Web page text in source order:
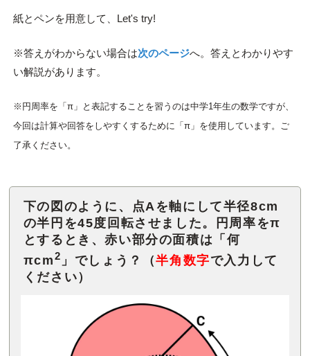
紙とペンを用意して、Let's try!
※答えがわからない場合は次のページへ。答えとわかりやす
い解説があります。
※円周率を「π」と表記することを習うのは中学1年生の数学ですが、
今回は計算や回答をしやすくするために「π」を使用しています。ご
了承ください。
下の図のように、点Aを軸にして半径8cm
の半円を45度回転させました。円周率をπ
とするとき、赤い部分の面積は「何
πcm2 」でしょう？（半角数字で入力して
ください）